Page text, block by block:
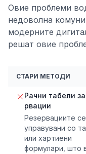
Овие проблеми
недоволна
модерните
решат овие
СТАРИ МЕТОДИ
Рачни табели
рвации
Резервациите се
управувани со
или хартиени
формулари, што